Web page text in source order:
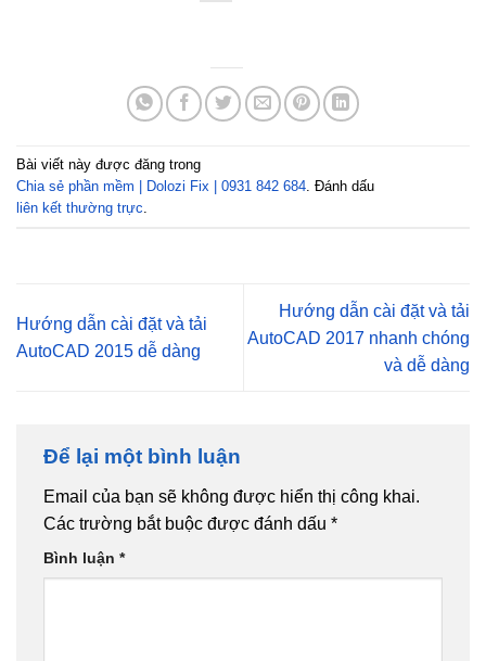
Bài viết này được đăng trong
Chia sẻ phần mềm | Dolozi Fix | 0931 842 684 . Đánh dấu
liên kết thường trực
Hướng dẫn cài đặt và tải
AutoCAD 2015 dễ dàng
Hướng dẫn cài đặt và tải
AutoCAD 2017 nhanh chóng
và dễ dàng
Để lại một bình luận
Email của bạn sẽ không được hiển thị công khai.
Các trường bắt buộc được đánh dấu *
Bình luận *